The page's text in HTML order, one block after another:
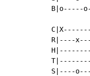
B|o-----
R|----
S|----